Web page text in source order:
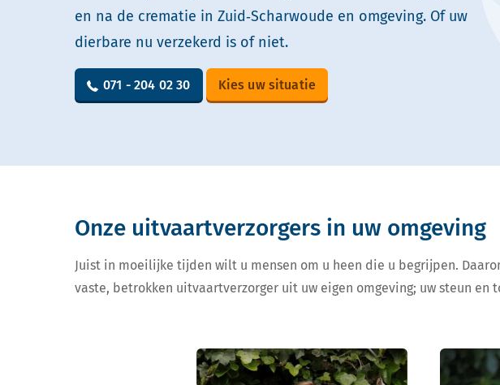
en na de crematie in Zuid‑Scharwoude en omgeving. Of uw
dierbare nu verzekerd is of niet.
071 - 204 02 30 Kies uw situatie
Onze uitvaartverzorgers in uw omgeving
Juist in moeilijke tijden wilt u mensen om u heen die u begrijpen.
vaste, betrokken uitvaartverzorger uit uw eigen omgeving; uw steun en